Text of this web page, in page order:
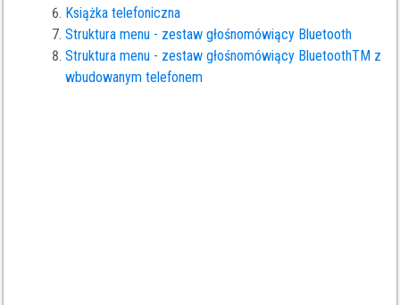
Książka telefoniczna
Struktura menu - zestaw głośnomówiący Bluetooth
Struktura menu - zestaw głośnomówiący BluetoothTM z
wbudowanym telefonem